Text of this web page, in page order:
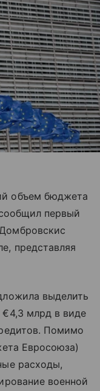
объем бюджета
первый
представляя
выделить
млрд в виде
Помимо
Евросоюза)
расходы,
военной